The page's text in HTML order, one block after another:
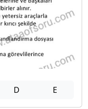
D E